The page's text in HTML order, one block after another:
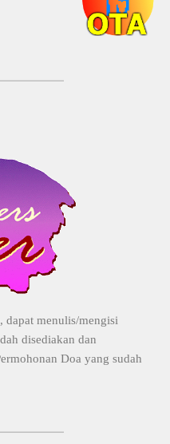
dapat menulis/mengisi
disediakan dan
Doa yang sudah